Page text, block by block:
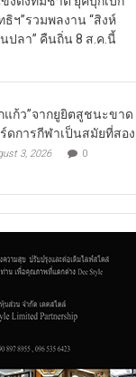
ธิฯ”รวมพลงาน “สิงห์
ปลา” คืนถิ่น 8 ส.ค.นี้
แก้ว”จากยูยิตสูชนะขาด
ดการกีฬาเป็นสมัยที่สอง
3, 2026 0